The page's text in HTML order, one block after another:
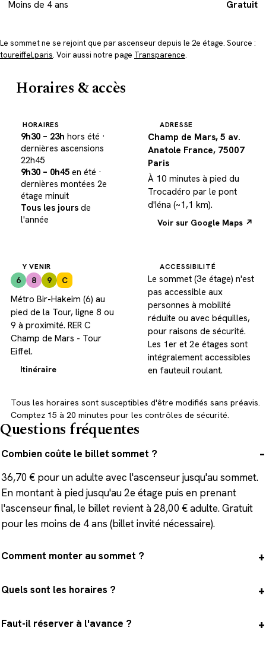
Moins de 4 ans Gratuit
Le sommet ne se rejoint que par ascenseur depuis le 2e étage. Source :
toureiffel.paris. Voir aussi notre page Transparence.
Horaires & accès
HORAIRES
9h30 – 23h hors été ·
dernières ascensions
22h45
9h30 – 0h45 en été ·
dernières montées 2e
étage minuit
Tous les jours de
l'année
ADRESSE
Champ de Mars, 5 av.
Anatole France, 75007
Paris
À 10 minutes à pied du
Trocadéro par le pont
d'Iéna (~1,1 km).
Voir sur Google Maps ↗
Y VENIR
6 8 9 C
Métro Bir-Hakeim (6) au
pied de la Tour, ligne 8 ou
9 à proximité. RER C
Champ de Mars - Tour
Eiffel.
Itinéraire
ACCESSIBILITÉ
Le sommet (3e étage) n'est
pas accessible aux
personnes à mobilité
réduite ou avec béquilles,
pour raisons de sécurité.
Les 1er et 2e étages sont
intégralement accessibles
en fauteuil roulant.
Tous les horaires sont susceptibles d'être modifiés sans préavis.
Comptez 15 à 20 minutes pour les contrôles de sécurité.
Questions fréquentes
Combien coûte le billet sommet ?
36,70 € pour un adulte avec l'ascenseur jusqu'au sommet.
En montant à pied jusqu'au 2e étage puis en prenant
l'ascenseur final, le billet revient à 28,00 € adulte. Gratuit
pour les moins de 4 ans (billet invité nécessaire).
Comment monter au sommet ?
Quels sont les horaires ?
Faut-il réserver à l'avance ?